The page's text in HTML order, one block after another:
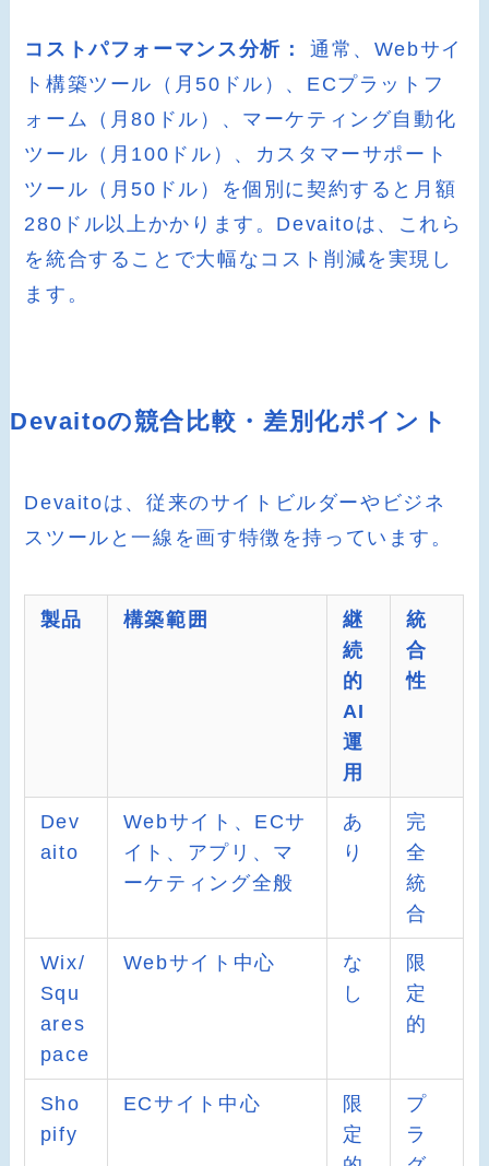
コストパフォーマンス分析：
通常、Webサイ
ト構築ツール（月50ドル）、ECプラットフ
ォーム（月80ドル）、マーケティング自動化
ツール（月100ドル）、カスタマーサポート
ツール（月50ドル）を個別に契約すると月額
280ドル以上かかります。Devaitoは、これら
を統合することで大幅なコスト削減を実現し
ます。
Devaitoの競合比較・差別化ポイント
Devaitoは、従来のサイトビルダーやビジネ
スツールと一線を画す特徴を持っています。
製品 構築範囲
継
続
的
AI
運
用
統
合
性
Dev
aito
Webサイト、ECサ
イト、アプリ、マ
ーケティング全般
あ
り
完
全
統
合
Wix/
Squ
ares
pace
Webサイト中心
な
し
限
定
的
Sho
pify
ECサイト中心
限
定
プ
ラ